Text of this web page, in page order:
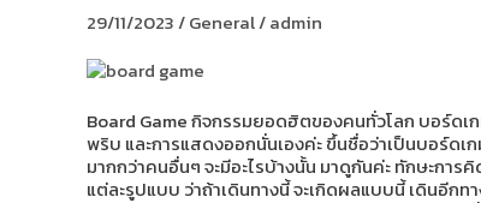
29/11/2023/General/admin
Board Game กิจกรรมยอดฮิตของคนทั่วโลก บอร์ดเ
พริบ และการแสดงออกนั่นเองค่ะ ขึ้นชื่อว่าเป็นบอร์ด
มากกว่าคนอื่นๆ จะมีอะไรบ้างนั้น มาดูกันค่ะ ทักษะกา
แต่ละรูปแบบ ว่าถ้าเดินทางนี้ จะเกิดผลแบบนี้ เดินอีกท
เกม
ประโยชน์
แค่
ความ
สนุก!